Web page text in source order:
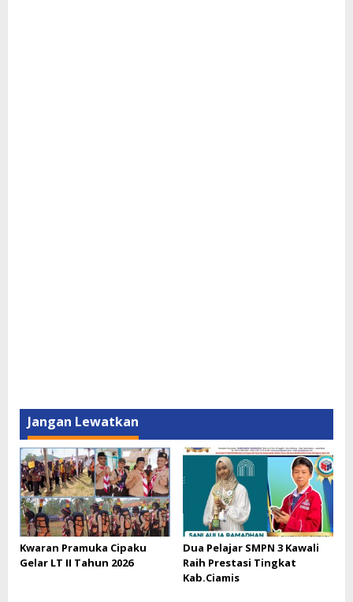
Jangan Lewatkan
Kwaran Pramuka Cipaku
Gelar LT II Tahun 2026
Dua Pelajar SMPN 3 Kawali
Raih Prestasi Tingkat
Kab.Ciamis